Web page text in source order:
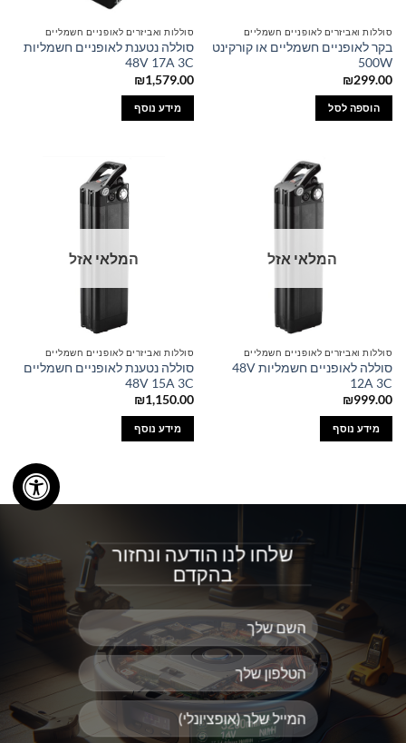
סוללות ואביזרים לאופניים חשמליים
בקר לאופניים חשמליים או קורקינט
500W
₪299.00
הוספה לסל
סוללות ואביזרים לאופניים חשמליים
סוללה נטענת לאופניים חשמליות
48V 17A 3C
₪1,579.00
מידע נוסף
המלאי אזל
סוללות ואביזרים לאופניים חשמליים
סוללה לאופניים חשמליות 48V
12A 3C
₪999.00
מידע נוסף
המלאי אזל
סוללות ואביזרים לאופניים חשמליים
סוללה נטענת לאופניים חשמליים
48V 15A 3C
₪1,150.00
מידע נוסף
שלחו לנו הודעה ונחזור
בהקדם